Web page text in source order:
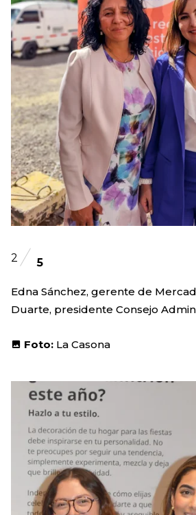
2 5
Edna Sánchez, gerente de
Duarte, presidente Consejo
Foto: La Casona